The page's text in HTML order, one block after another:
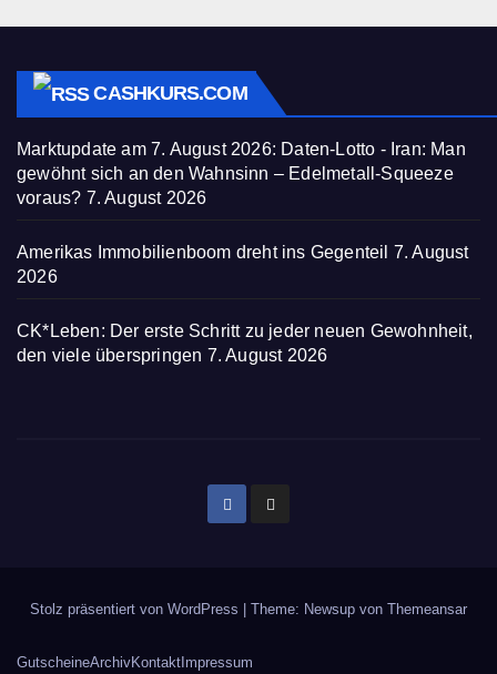
CASHKURS.COM
Marktupdate am 7. August 2026: Daten-Lotto - Iran: Man
gewöhnt sich an den Wahnsinn – Edelmetall-Squeeze
voraus? 7. August 2026
Amerikas Immobilienboom dreht ins Gegenteil 7. August
2026
CK*Leben: Der erste Schritt zu jeder neuen Gewohnheit,
den viele überspringen 7. August 2026
Stolz präsentiert von WordPress | Theme: Newsup von Themeansar
GutscheineArchivKontakt Impressum